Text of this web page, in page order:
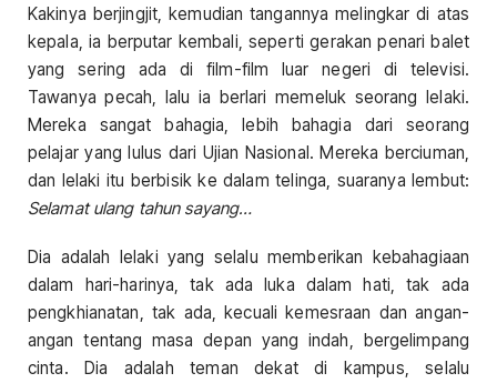
Kakinya berjingjit, kemudian tangannya melingkar di atas
kepala, ia berputar kembali, seperti gerakan penari balet
yang sering ada di film-film luar negeri di televisi.
Tawanya pecah, lalu ia berlari memeluk seorang lelaki.
Mereka sangat bahagia, lebih bahagia dari seorang
pelajar yang lulus dari Ujian Nasional. Mereka berciuman,
dan lelaki itu berbisik ke dalam telinga, suaranya lembut:
Selamat ulang tahun sayang…
Dia adalah lelaki yang selalu memberikan kebahagiaan
dalam hari-harinya, tak ada luka dalam hati, tak ada
pengkhianatan, tak ada, kecuali kemesraan dan angan-
angan tentang masa depan yang indah, bergelimpang
cinta. Dia adalah teman dekat di kampus, selalu